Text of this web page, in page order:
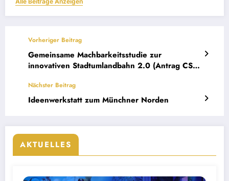
Vorheriger Beitrag
Gemeinsame Machbarkeitsstudie zur
innovativen Stadtumlandbahn 2.0 (Antrag CSU
Nächster Beitrag
Ideenwerkstatt zum Münchner Norden
AKTUELLES